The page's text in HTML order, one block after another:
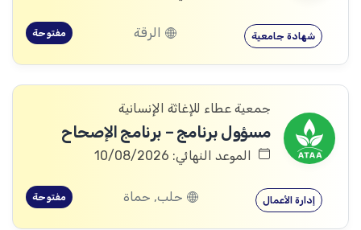
شهادة جامعية الرقة مفتوحة
جمعية عطاء للإغاثة الإنسانية
مسؤول برنامج – برنامج الإصحاح
الموعد النهائي: 10/08/2026
إدارة الأعمال حلب, حماة مفتوحة